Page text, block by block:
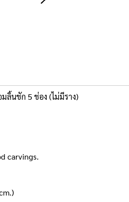
ลิ้นชัก 5 ช่อง (ไม่มีราง)
carvings.